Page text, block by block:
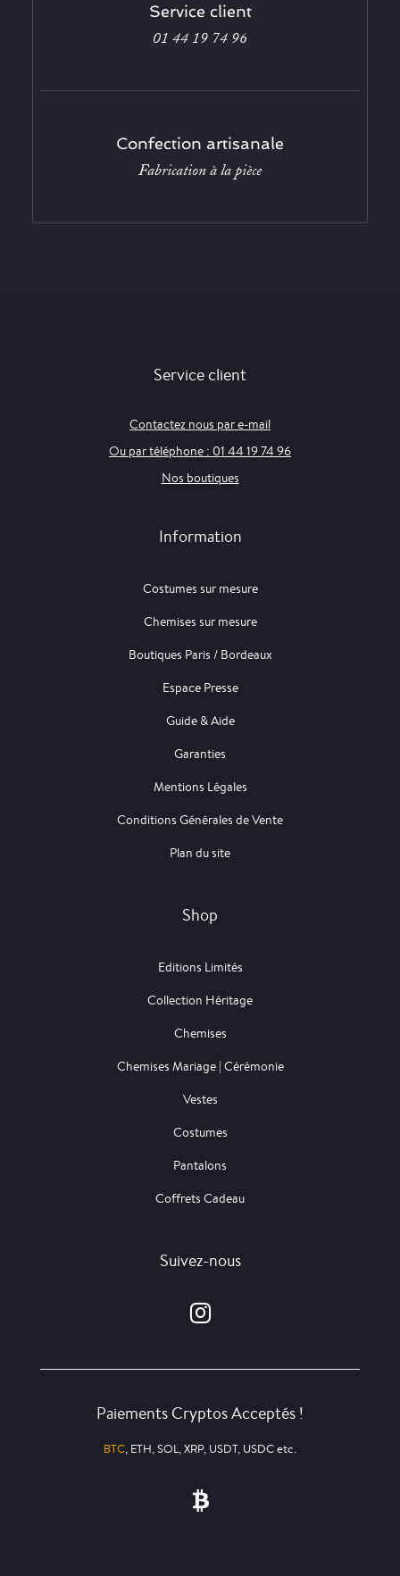
Service client
01 44 19 74 96
Confection artisanale
Fabrication à la pièce
Service client
Contactez nous par e-mail
Ou par téléphone : 01 44 19 74 96
Nos boutiques
Information
Costumes sur mesure
Chemises sur mesure
Boutiques Paris / Bordeaux
Espace Presse
Guide & Aide
Garanties
Mentions Légales
Conditions Générales de Vente
Plan du site
Shop
Editions Limités
Collection Héritage
Chemises
Chemises Mariage | Cérémonie
Vestes
Costumes
Pantalons
Coffrets Cadeau
Suivez-nous
Paiements Cryptos Acceptés !
BTC, ETH, SOL, XRP, USDT, USDC etc.